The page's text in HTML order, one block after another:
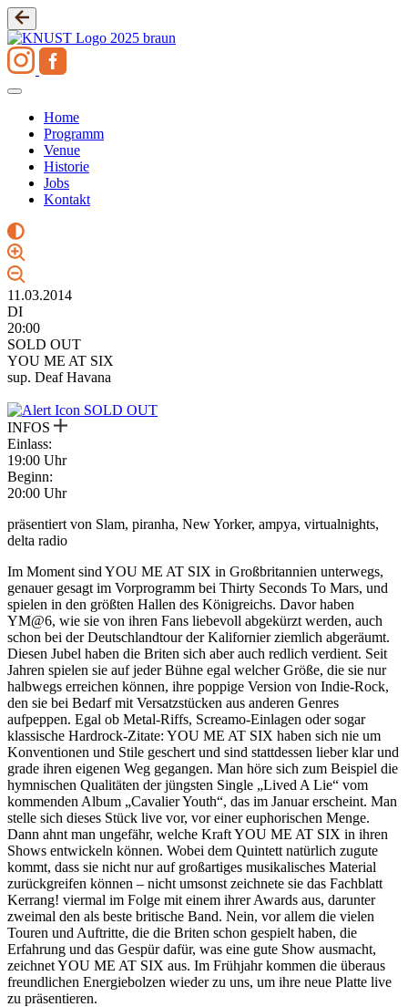
Zum
Inhalt
springen
Home
Programm
Venue
Historie
Jobs
Kontakt
11.03.2014
DI
20:00
SOLD OUT
YOU ME AT SIX
sup. Deaf Havana
SOLD OUT
INFOS
Einlass:
19:00 Uhr
Beginn:
20:00 Uhr
präsentiert von Slam, piranha, New Yorker, ampya, virtualnights,
delta radio
Im Moment sind YOU ME AT SIX in Großbritannien unterwegs,
genauer gesagt im Vorprogramm bei Thirty Seconds To Mars, und
spielen in den größten Hallen des Königreichs. Davor haben
YM@6, wie sie von ihren Fans liebevoll abgekürzt werden, auch
schon bei der Deutschlandtour der Kalifornier ziemlich abgeräumt.
Diesen Jubel haben die Briten sich aber auch redlich verdient. Seit
Jahren spielen sie auf jeder Bühne egal welcher Größe, die sie nur
halbwegs erreichen können, ihre poppige Version von Indie-Rock,
den sie bei Bedarf mit Versatzstücken aus anderen Genres
aufpeppen. Egal ob Metal-Riffs, Screamo-Einlagen oder sogar
klassische Hardrock-Zitate: YOU ME AT SIX haben sich nie um
Konventionen und Stile geschert und sind stattdessen lieber klar und
grade ihren eigenen Weg gegangen. Man höre sich zum Beispiel die
hymnischen Qualitäten der jüngsten Single „Lived A Lie“ vom
kommenden Album „Cavalier Youth“, das im Januar erscheint. Man
stelle sich dieses Stück live vor, vor einer euphorischen Menge.
Dann ahnt man ungefähr, welche Kraft YOU ME AT SIX in ihren
Shows entwickeln können. Wobei dem Quintett natürlich zugute
kommt, dass sie nicht nur auf großartiges musikalisches Material
zurückgreifen können – nicht umsonst zeichnete sie das Fachblatt
Kerrang! viermal im Folge mit einem ihrer Awards aus, darunter
zweimal den als beste britische Band. Nein, vor allem die vielen
Touren und Auftritte, die die Briten schon gespielt haben, die
Erfahrung und das Gespür dafür, was eine gute Show ausmacht,
zeichnet YOU ME AT SIX aus. Im Frühjahr kommen die überaus
freundlichen Energiebolzen wieder zu uns, um ihre neue Platte live
zu präsentieren.